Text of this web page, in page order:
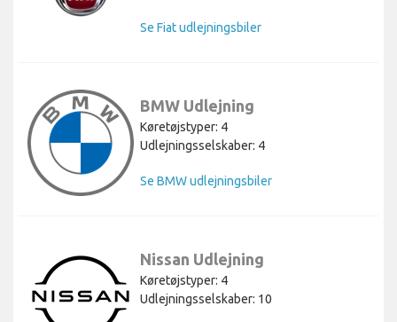
Se Fiat udlejningsbiler
BMW Udlejning
Køretøjstyper: 4
Udlejningsselskaber: 4
Se BMW udlejningsbiler
Nissan Udlejning
Køretøjstyper: 4
Udlejningsselskaber: 10